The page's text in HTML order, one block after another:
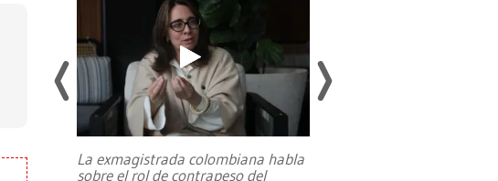
La exmagistrada colombiana habla
sobre el rol de contrapeso del